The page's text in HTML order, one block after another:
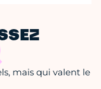
mais qui valent le